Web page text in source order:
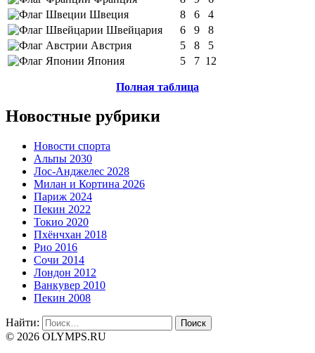
Швеция
8 6
4
Швейцария
6 9
8
Австрия
5 8
5
Япония
5 7 12
Полная таблица
Новостные рубрики
Новости спорта
Альпы 2030
Лос-Анджелес 2028
Милан и Кортина 2026
Париж 2024
Пекин 2022
Токио 2020
Пхёнчхан 2018
Рио 2016
Сочи 2014
Лондон 2012
Ванкувер 2010
Пекин 2008
Найти:
© 2026 OLYMPS.RU